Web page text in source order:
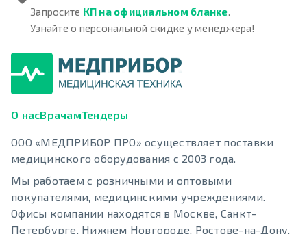
Запросите КП на официальном бланке.
Узнайте о персональной скидке у менеджера!
О насВрачамТендеры
ООО «МЕДПРИБОР ПРО» осуществляет поставки
медицинского оборудования с 2003 года.
Мы работаем с розничными и оптовыми
покупателями, медицинскими учреждениями.
Офисы компании находятся в Москве, Санкт-
Петербурге, Нижнем Новгороде, Ростове-на-Дону,